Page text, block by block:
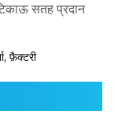
सतह प्रदान
फ़ैक्टरी